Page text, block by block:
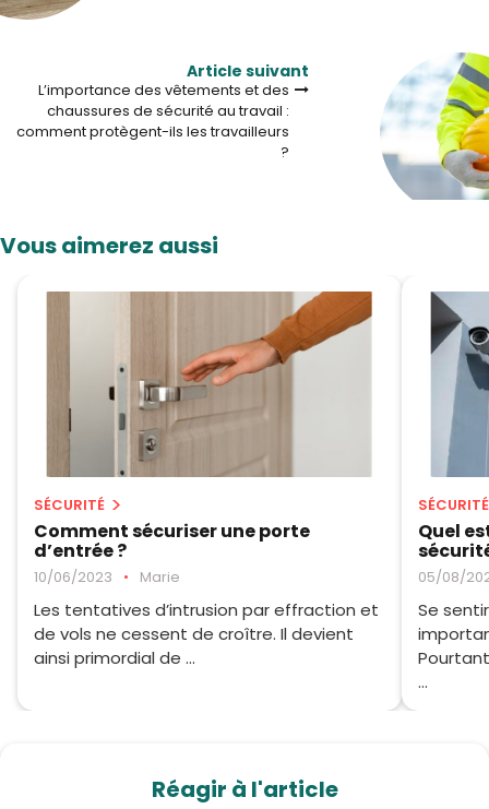
Article suivant
L’importance des vêtements et des
chaussures de sécurité au travail :
comment protègent-ils les travailleurs
?
Vous aimerez aussi
SÉCURITÉ
Comment sécuriser une porte
d’entrée ?
10/06/2023 • Marie
Les tentatives d’intrusion par effraction et
de vols ne cessent de croître. Il devient
ainsi primordial de ...
SÉCURITÉ
Quel
05/08/
Se
...
Réagir à l'article